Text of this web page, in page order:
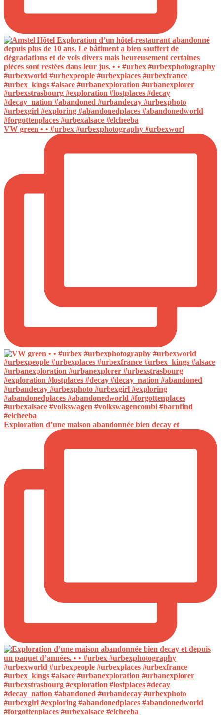
VW green • • #urbex #urbexphotography #urbexworl
Exploration d’une maison abandonnée bien decay et